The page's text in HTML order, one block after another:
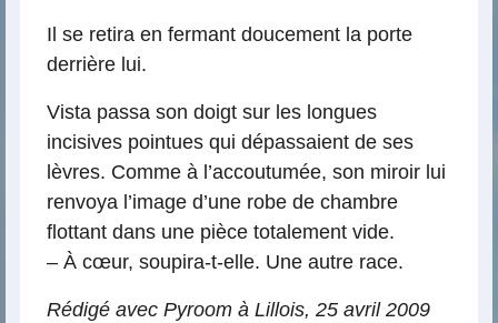
Il se retira en fermant doucement la porte
derrière lui.
Vista passa son doigt sur les longues
incisives pointues qui dépassaient de ses
lèvres. Comme à l’accoutumée, son miroir lui
renvoya l’image d’une robe de chambre
flottant dans une pièce totalement vide.
– À cœur, soupira-t-elle. Une autre race.
Rédigé avec Pyroom à Lillois, 25 avril 2009